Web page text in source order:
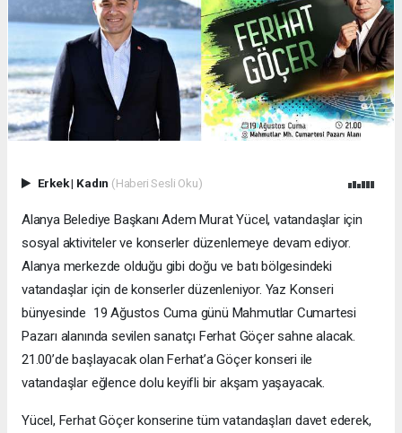
Erkek| Kadın (Haberi Sesli Oku)
Alanya Belediye Başkanı Adem Murat Yücel, vatandaşlar için
sosyal aktiviteler ve konserler düzenlemeye devam ediyor.
Alanya merkezde olduğu gibi doğu ve batı bölgesindeki
vatandaşlar için de konserler düzenleniyor. Yaz Konseri
bünyesinde 19 Ağustos Cuma günü Mahmutlar Cumartesi
Pazarı alanında sevilen sanatçı Ferhat Göçer sahne alacak.
21.00’de başlayacak olan Ferhat’a Göçer konseri ile
vatandaşlar eğlence dolu keyifli bir akşam yaşayacak.
Yücel, Ferhat Göçer konserine tüm vatandaşları davet ederek,